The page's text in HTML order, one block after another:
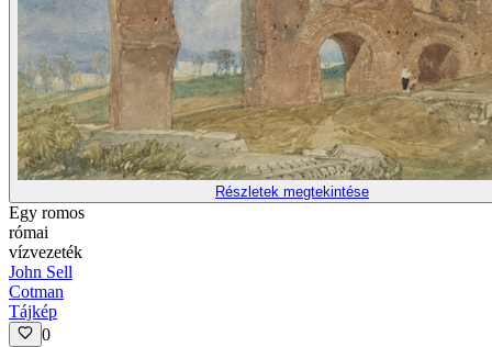
Részletek megtekintése
Egy romos
római
vízvezeték
John Sell
Cotman
Tájkép
0